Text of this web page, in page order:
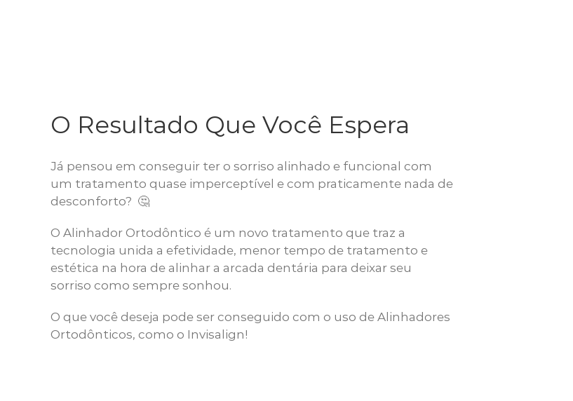
O Resultado Que Você Espera
Já pensou em conseguir ter o sorriso alinhado e funcional com
um tratamento quase imperceptível e com praticamente nada de
desconforto? 🤔
O Alinhador Ortodôntico é um novo tratamento que traz a
tecnologia unida a efetividade, menor tempo de tratamento e
estética na hora de alinhar a arcada dentária para deixar seu
sorriso como sempre sonhou.
O que você deseja pode ser conseguido com o uso de Alinhadores
Ortodônticos, como o Invisalign!